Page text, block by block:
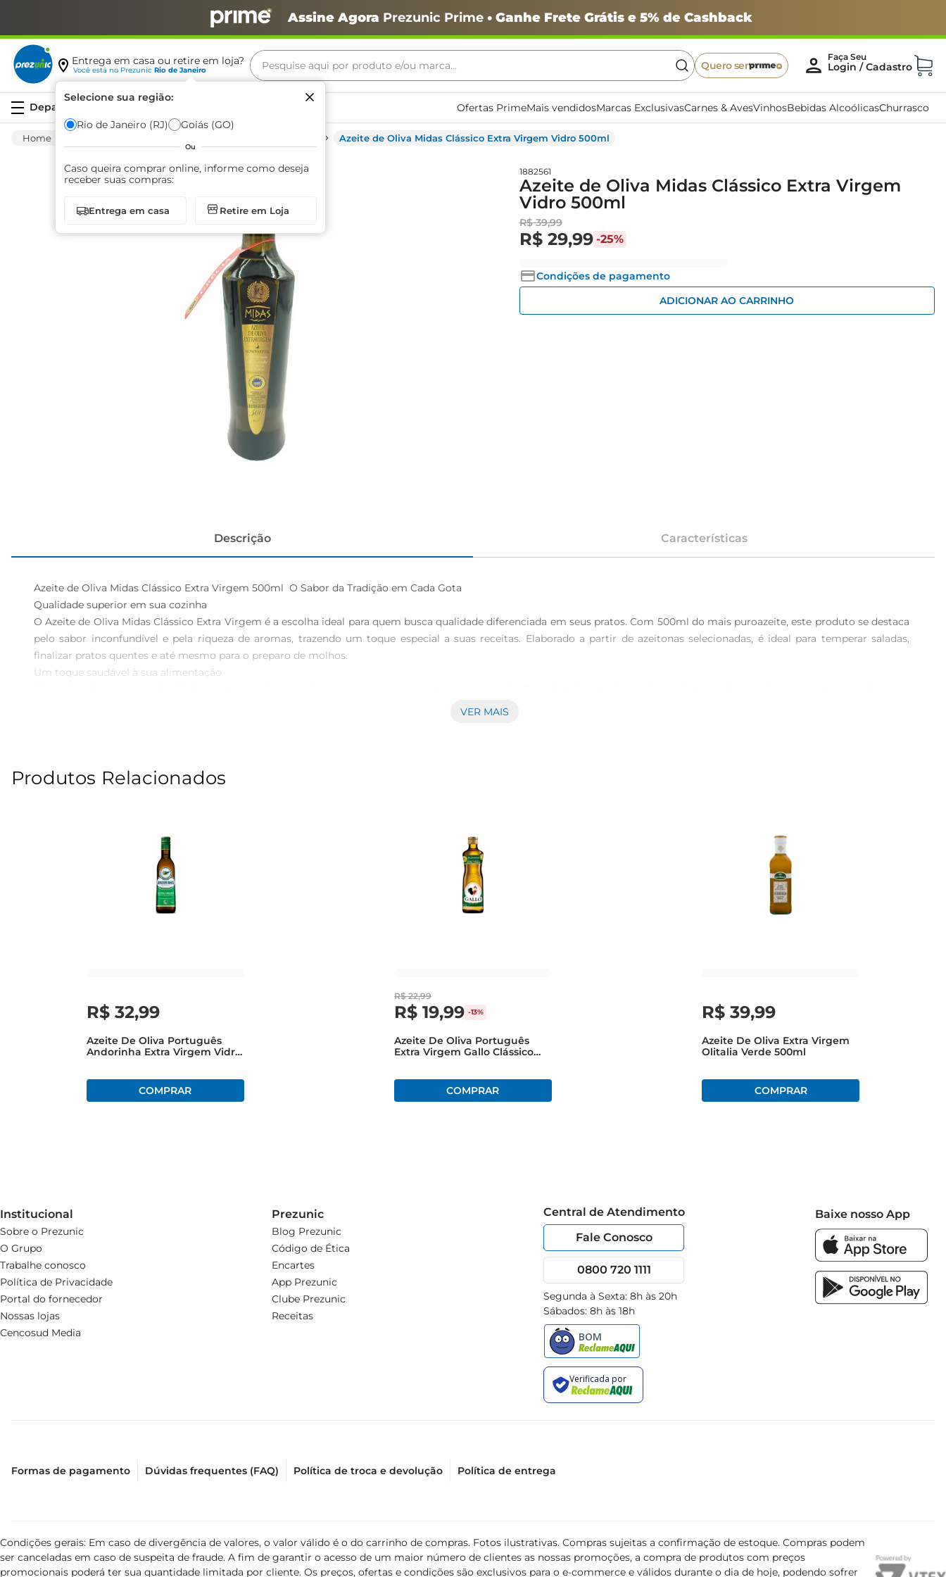
Assine Agora Prezunic Prime• Ganhe Frete Grátis e 5% de Cashback
Entrega em casa ou retire em loja?
Você está no Prezunic Rio de Janeiro
Selecione sua região:
Rio de Janeiro (RJ) Goiás (GO)
Ou
Caso queira comprar online, informe como deseja
receber suas compras:
Entrega em casa Retire em Loja
Pesquise aqui por produto e/ou marca...
Quero ser
Ofertas PrimeMais vendidosMarcas ExclusivasCarnes & AvesVinhosBebidas AlcoólicasChurrasco
Azeite de Oliva Midas Clássico Extra Virgem Vidro 500ml
1882561
Azeite de Oliva Midas Clássico Extra Virgem
Vidro 500ml
R$ 39,99
R$ 29,99 -25%
Condições de pagamento
ADICIONAR AO CARRINHO
Descrição Características
Azeite de Oliva Midas Clássico Extra Virgem 500ml  O Sabor da Tradição em Cada Gota
Qualidade superior em sua cozinha
O Azeite de Oliva Midas Clássico Extra Virgem é a escolha ideal para quem busca qualidade diferenciada em seus pratos. Com 500ml do mais puroazeite, este produto se destaca
pelo sabor inconfundível e pela riqueza de aromas, trazendo um toque especial a suas receitas. Elaborado a partir de azeitonas selecionadas, é ideal para temperar saladas,
finalizar pratos quentes e até mesmo para o preparo de molhos.
Um toque saudável à sua alimentação
ácidos graxos benéficos, trazendo vantagens para o coração e contribuindo para uma alimentação equilibrada. Integrar o Azeite de Oliva Midas à sua dieta é uma forma de
manuseio e o controledo fluxo na hora do uso, este azeite é prático para o dia a dia, seja no preparo de uma refeição rápida ou em um jantar especial.
Aproveite cada gota e transforme suas receitas com o Azeite de Oliva Midas Clássico Extra Virgem. O sabor e a qualidade que você merece, sempre ao seu alcance.
VER MAIS
Produtos Relacionados
R$ 32,99
Azeite De Oliva Português
Andorinha Extra Virgem Vidro
R$ 22,99
R$ 19,99 -13%
Azeite De Oliva Português
Extra Virgem Gallo Clássico
R$ 39,99
Azeite De Oliva Extra Virgem
Olitalia Verde 500ml
Institucional
Sobre o Prezunic
O Grupo
Trabalhe conosco
Política de Privacidade
Portal do fornecedor
Nossas lojas
Cencosud Media
Prezunic
Blog Prezunic
Código de Ética
Encartes
App Prezunic
Clube Prezunic
Receitas
Central de Atendimento
Fale Conosco
0800 720 1111
Segunda à Sexta: 8h às 20h
Sábados: 8h às 18h
Baixe nosso App
Formas de pagamento Dúvidas frequentes (FAQ) Política de troca e devolução Política de entrega
Condições gerais: Em caso de divergência de valores, o valor válido é o do carrinho de compras. Fotos ilustrativas. Compras sujeitas a confirmação de estoque. Compras podem
ser canceladas em caso de suspeita de fraude. A fim de garantir o acesso de um maior número de clientes as nossas promoções, a compra de produtos com preços
promocionais poderá ter sua quantidade limitada por cliente. Os preços, ofertas e condições são exclusivos para o e-commerce e válidos durante o dia de hoje, podendo sofrer
Termos mais buscados
café
arroz
biscoito
cerveja
iogurte
papel higiênico